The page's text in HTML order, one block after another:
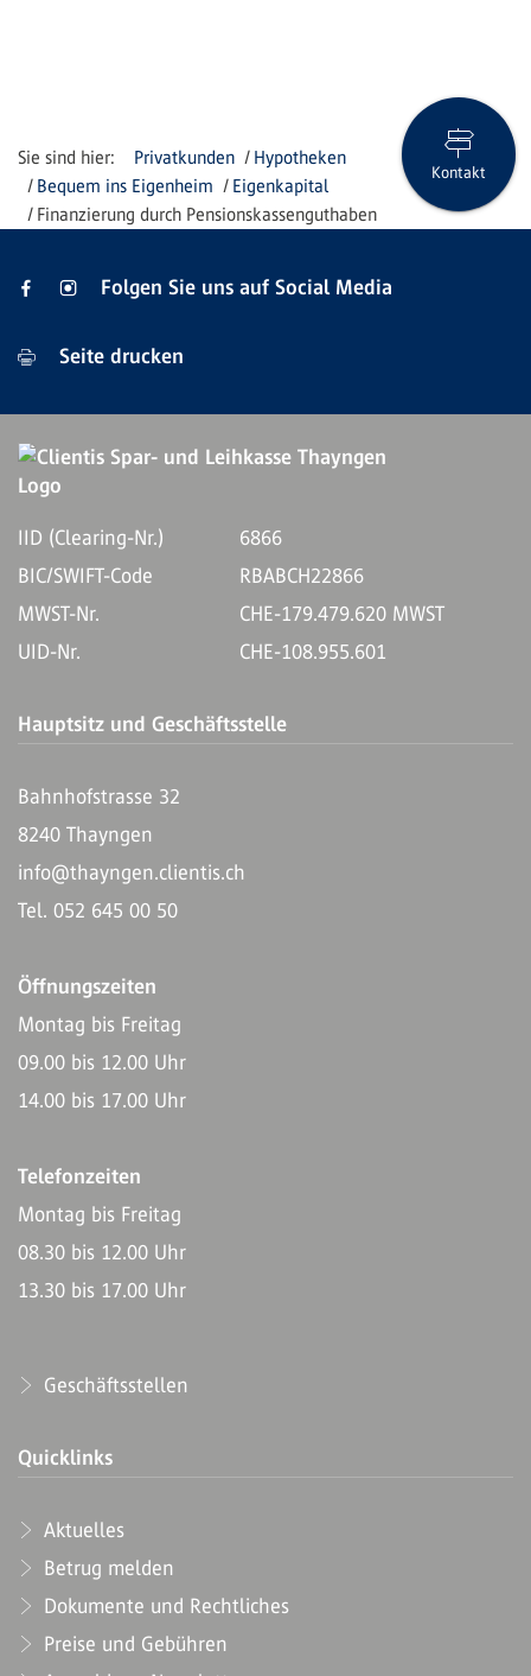
Privatkunden
Hypotheken
Bequem ins Eigenheim
Eigenkapital
Finanzierung durch Pensionskassenguthaben
Kontakt
Folgen Sie uns auf Social Media
Seite drucken
IID (Clearing-Nr.)
6866
BIC/SWIFT-Code
RBABCH22866
MWST-Nr.
CHE-179.479.620 MWST
UID-Nr.
CHE-108.955.601
Hauptsitz und Geschäftsstelle
Bahnhofstrasse 32
8240 Thayngen
info@thayngen.clientis.ch
Tel. 052 645 00 50
Öffnungszeiten
Montag bis Freitag
09.00 bis 12.00 Uhr
14.00 bis 17.00 Uhr
Telefonzeiten
Montag bis Freitag
08.30 bis 12.00 Uhr
13.30 bis 17.00 Uhr
Geschäftsstellen
Quicklinks
Aktuelles
Betrug melden
Dokumente und Rechtliches
Preise und Gebühren